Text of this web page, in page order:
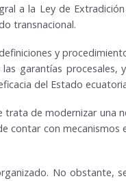
a la Ley de
transnacional.
y
garantías procesales,
del Estado
de modernizar una
contar con mecanismos
No obstante,